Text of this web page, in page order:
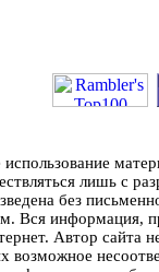
лишь с
без
Вся информация,
Автор сайта
возможное